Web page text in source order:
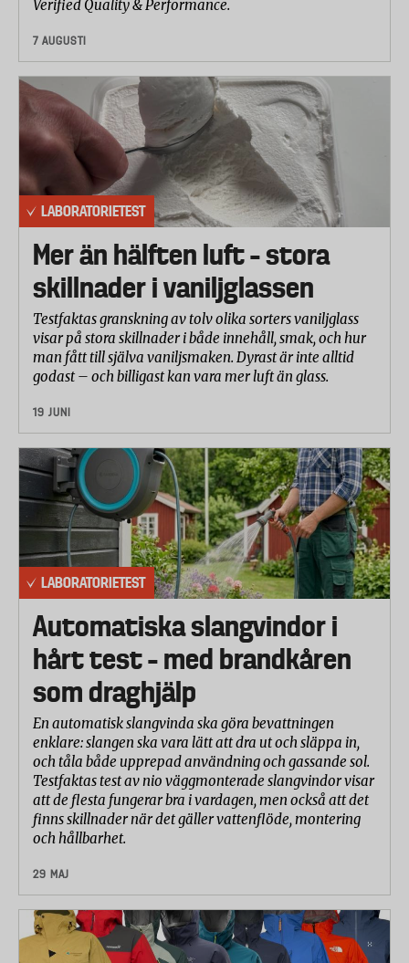
viktprocent (500 mg per kilo).
Kemikalieinspektionen kommer att lämna över ett
förslag till EU:s kemikaliemyndighet Echa under
nästa år, med en förhoppning om att begränsningen
kan träda i kraft i slutet av 2016.
Verified Quality & Performance.
7 AUGUSTI
LABORATORIETEST
Mer än hälften luft – stora
skillnader i vaniljglassen
Testfaktas granskning av tolv olika sorters vaniljglass
visar på stora skillnader i både innehåll, smak, och hur
man fått till själva vaniljsmaken. Dyrast är inte alltid
godast – och billigast kan vara mer luft än glass.
19 JUNI
LABORATORIETEST
Automatiska slangvindor i
hårt test – med brandkåren
som draghjälp
En automatisk slangvinda ska göra bevattningen
enklare: slangen ska vara lätt att dra ut och släppa in,
och tåla både upprepad användning och gassande sol.
Testfaktas test av nio väggmonterade slangvindor visar
att de flesta fungerar bra i vardagen, men också att det
finns skillnader när det gäller vattenflöde, montering
och hållbarhet.
29 MAJ